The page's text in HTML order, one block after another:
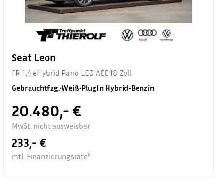
Seat Leon
FR 1.4 eHybrid Pano LED ACC 18 Zoll
Gebrauchtfzg.•Weiß•PlugIn Hybrid-Benzin
20.480,- €
MwSt. nicht ausweisbar
233,- €
mtl. Finanzierungsrate²